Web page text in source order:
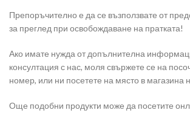
Препоръчително е да се възползвате от
за преглед при освобождаване на пратката!
Ако имате нужда от допълнителна
консултация с нас, моля свържете се на
номер, или ни посетете на място в магазина
Още подобни продукти може да посетите